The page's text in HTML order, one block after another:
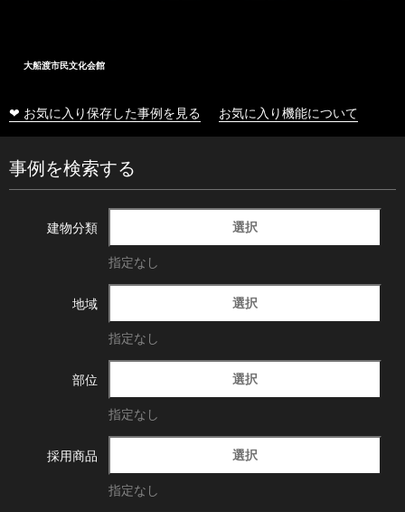
大船渡市民文化会館
❤ お気に入り保存した事例を見る お気に入り機能について
事例を検索する
建物分類 選択
指定なし
地域 選択
指定なし
部位 選択
指定なし
採用商品 選択
指定なし